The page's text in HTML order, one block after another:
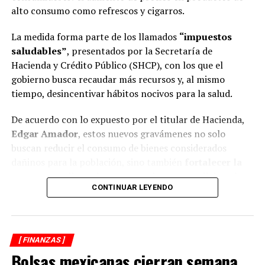
global.
alto consumo como refrescos y cigarros.
La medida forma parte de los llamados “impuestos
saludables”, presentados por la Secretaría de
Hacienda y Crédito Público (SHCP), con los que el
gobierno busca recaudar más recursos y, al mismo
tiempo, desincentivar hábitos nocivos para la salud.
De acuerdo con lo expuesto por el titular de Hacienda,
Edgar Amador, estos nuevos gravámenes no solo
buscan reducir el consumo de bienes considerados
estructura tributaria y generar ingresos adicionales
que se destinarán a proyectos de seguridad, salud,
El alza más drástica: refrescos casi
al doble
CONTINUAR LEYENDO
[ FINANZAS ]